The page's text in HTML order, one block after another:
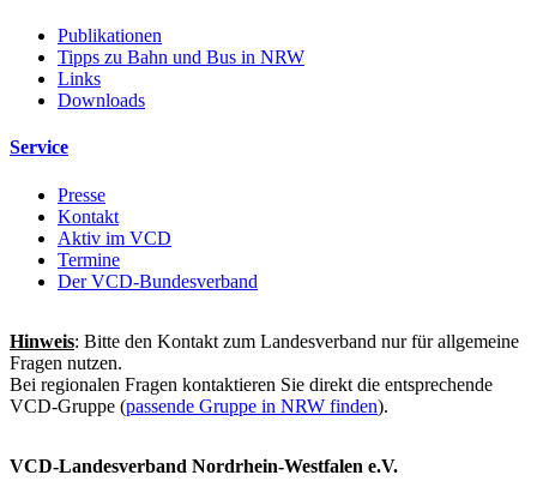
Publikationen
Tipps zu Bahn und Bus in NRW
Links
Downloads
Service
Presse
Kontakt
Aktiv im VCD
Termine
Der VCD-Bundesverband
Hinweis: Bitte den Kontakt zum Landesverband nur für allgemeine
Fragen nutzen.
Bei regionalen Fragen kontaktieren Sie direkt die entsprechende
VCD-Gruppe (passende Gruppe in NRW finden).
VCD-Landesverband Nordrhein-Westfalen e.V.